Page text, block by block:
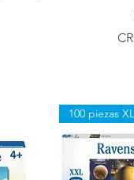
100 piezas XL